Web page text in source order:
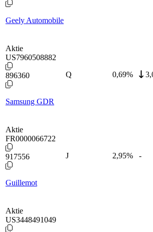
Geely Automobile
Aktie
US7960508882
896360
Samsung GDR
Q 0,69%
Aktie
FR0000066722
917556
Guillemot
J 2,95% -
Aktie
US3448491049